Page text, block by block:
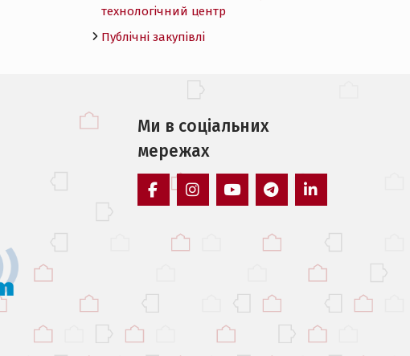
технологічний центр
Публічні закупівлі
Ми в соцiальних
мережах